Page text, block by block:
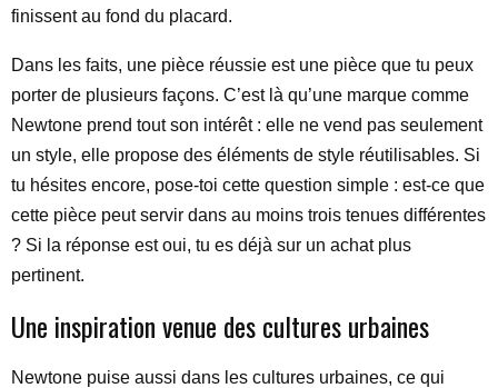
finissent au fond du placard.
Dans les faits, une pièce réussie est une pièce que tu peux
porter de plusieurs façons. C’est là qu’une marque comme
Newtone prend tout son intérêt : elle ne vend pas seulement
un style, elle propose des éléments de style réutilisables. Si
tu hésites encore, pose-toi cette question simple : est-ce que
cette pièce peut servir dans au moins trois tenues différentes
? Si la réponse est oui, tu es déjà sur un achat plus
pertinent.
Une inspiration venue des cultures urbaines
Newtone puise aussi dans les cultures urbaines, ce qui